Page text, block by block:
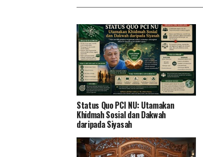
Status Quo PCI NU: Utamakan
Khidmah Sosial dan Dakwah
daripada Siyasah